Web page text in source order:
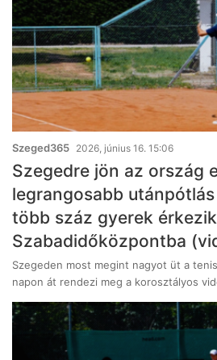
Szeged365 2026, június 16. 15:06
Szegedre jön az ország
legrangosabb
több száz gyerek
Szabadidőközpontba
Szegeden most megint nagyot üt a
napon át rendezi meg a korosztályos